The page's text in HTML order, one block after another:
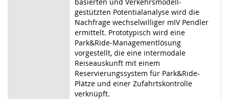
gestützten Potentialanalyse wird die
Nachfrage wechselwilliger mIV Pendler
ermittelt. Prototypisch wird eine
Park&Ride-Managementlösung
vorgestellt, die eine intermodale
Reiseauskunft mit einem
Reservierungssystem für Park&Ride-
Plätze und einer Zufahrtskontrolle
verknüpft.